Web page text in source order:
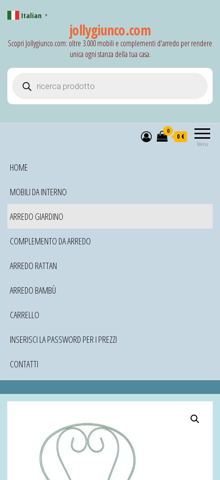
jollygiunco.com
Scopri Jollygiunco.com: oltre 3.000 mobili e complementi d'arredo per rendere
unica ogni stanza della tua casa.
Menu
0
0 €
HOME
MOBILI DA INTERNO
ARREDO GIARDINO
COMPLEMENTO DA ARREDO
ARREDO RATTAN
ARREDO BAMBÙ
CARRELLO
INSERISCI LA PASSWORD PER I PREZZI
CONTATTI
Italian ▼